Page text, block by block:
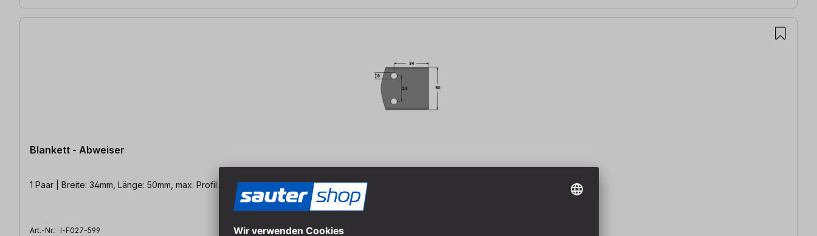
Blankett - Abweiser
1 Paar | Breite: 34mm, Länge: 50mm, max. Profil: 18mm
Art.-Nr.: I-F027-599